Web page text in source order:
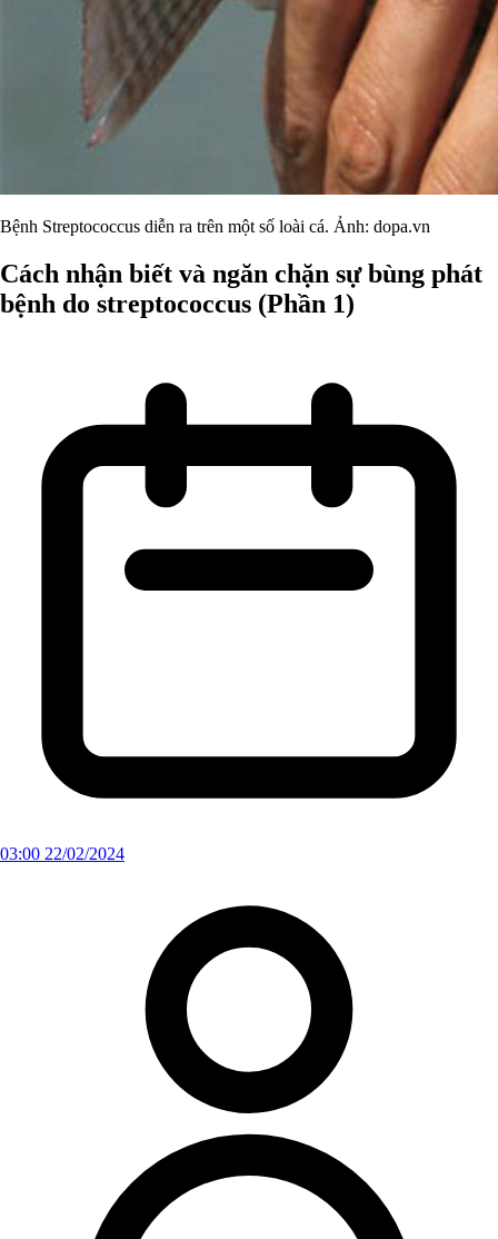
Bệnh Streptococcus diễn ra trên một số loài cá. Ảnh: dopa.vn
Cách nhận biết và ngăn chặn sự bùng phát
bệnh do streptococcus (Phần 1)
03:00 22/02/2024